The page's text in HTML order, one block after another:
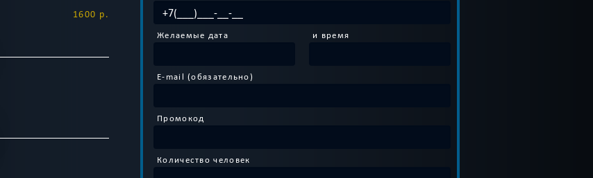
1600 р.
Желаемые дата и время
E-mail (обязательно)
Промокод
Количество человек